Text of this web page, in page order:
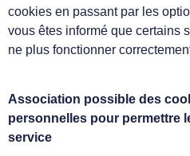
cookies en passant par les
vous êtes informé que certains
ne plus fonctionner
Association possible des
personnelles pour permettre
service